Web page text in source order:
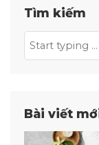
Tìm kiếm
Bài viết